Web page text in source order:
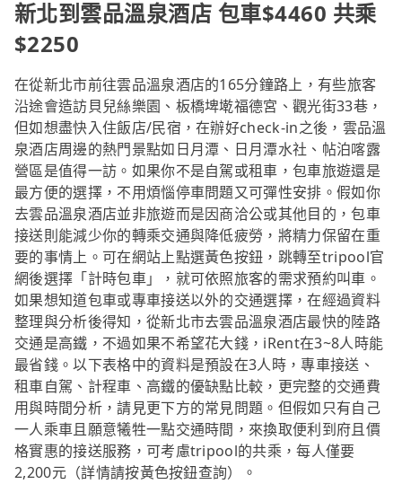
新北到雲品溫泉酒店 包車$4460 共乘
$2250
在從新北市前往雲品溫泉酒店的165分鐘路上，有些旅客
沿途會造訪貝兒絲樂園、板橋埤墘福德宮、觀光街33巷，
但如想盡快入住飯店/民宿，在辦好check-in之後，雲品溫
泉酒店周邊的熱門景點如日月潭、日月潭水社、帖泊喀露
營區是值得一訪。如果你不是自駕或租車，包車旅遊還是
最方便的選擇，不用煩惱停車問題又可彈性安排。假如你
去雲品溫泉酒店並非旅遊而是因商洽公或其他目的，包車
接送則能減少你的轉乘交通與降低疲勞，將精力保留在重
要的事情上。可在網站上點選黃色按鈕，跳轉至tripool官
網後選擇「計時包車」，就可依照旅客的需求預約叫車。
如果想知道包車或專車接送以外的交通選擇，在經過資料
整理與分析後得知，從新北市去雲品溫泉酒店最快的陸路
交通是高鐵，不過如果不希望花大錢，iRent在3~8人時能
最省錢。以下表格中的資料是預設在3人時，專車接送、
租車自駕、計程車、高鐵的優缺點比較，更完整的交通費
用與時間分析，請見更下方的常見問題。但假如只有自己
一人乘車且願意犧牲一點交通時間，來換取便利到府且價
格實惠的接送服務，可考慮tripool的共乘，每人僅要
2,200元（詳情請按黃色按鈕查詢）。